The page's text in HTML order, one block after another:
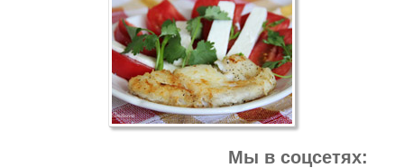
Мы в соцсетях: